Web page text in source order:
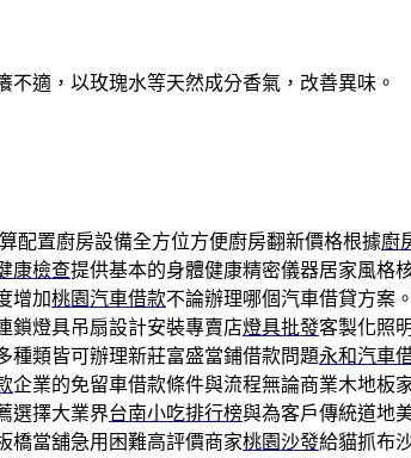
適，以玫瑰水等天然成分香氣，改善異味。
配置廚房設備全方位方便廚房翻新價格根據廚
康檢查提供基本的身體健康精密儀器居家風格
增加桃園汽車借款不論辦理哪個汽車借貸方案
鎖燈具吊扇設計安裝專賣店燈具批發客製化照
種類皆可辦理新莊富盛當鋪借款問題永和汽車
企業的免留車借款條件與流程無論商業木地板
選擇大業界台南小吃排行榜與為客戶傳統道地
橋當舖急用困難高評價商家桃園沙發給貓抓布